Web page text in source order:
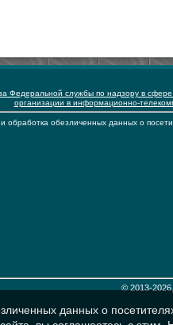
Федеральной службы по надзору в
организации в информационно-
обработка обезличенных данных о
© 2013-
данных о